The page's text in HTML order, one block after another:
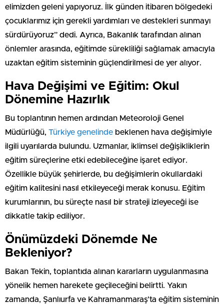
elimizden geleni yapıyoruz. İlk günden itibaren bölgedeki
çocuklarımız için gerekli yardımları ve destekleri sunmayı
sürdürüyoruz” dedi. Ayrıca, Bakanlık tarafından alınan
önlemler arasında, eğitimde sürekliliği sağlamak amacıyla
uzaktan eğitim sisteminin güçlendirilmesi de yer alıyor.
Hava Değişimi ve Eğitim: Okul
Dönemine Hazırlık
Bu toplantının hemen ardından Meteoroloji Genel
Müdürlüğü, Türkiye genelinde beklenen hava değişimiyle
ilgili uyarılarda bulundu. Uzmanlar, iklimsel değişikliklerin
eğitim süreçlerine etki edebileceğine işaret ediyor.
Özellikle büyük şehirlerde, bu değişimlerin okullardaki
eğitim kalitesini nasıl etkileyeceği merak konusu. Eğitim
kurumlarının, bu süreçte nasıl bir strateji izleyeceği ise
dikkatle takip ediliyor.
Önümüzdeki Dönemde Ne
Bekleniyor?
Bakan Tekin, toplantıda alınan kararların uygulanmasına
yönelik hemen harekete geçileceğini belirtti. Yakın
zamanda, Şanlıurfa ve Kahramanmaraş’ta eğitim sisteminin